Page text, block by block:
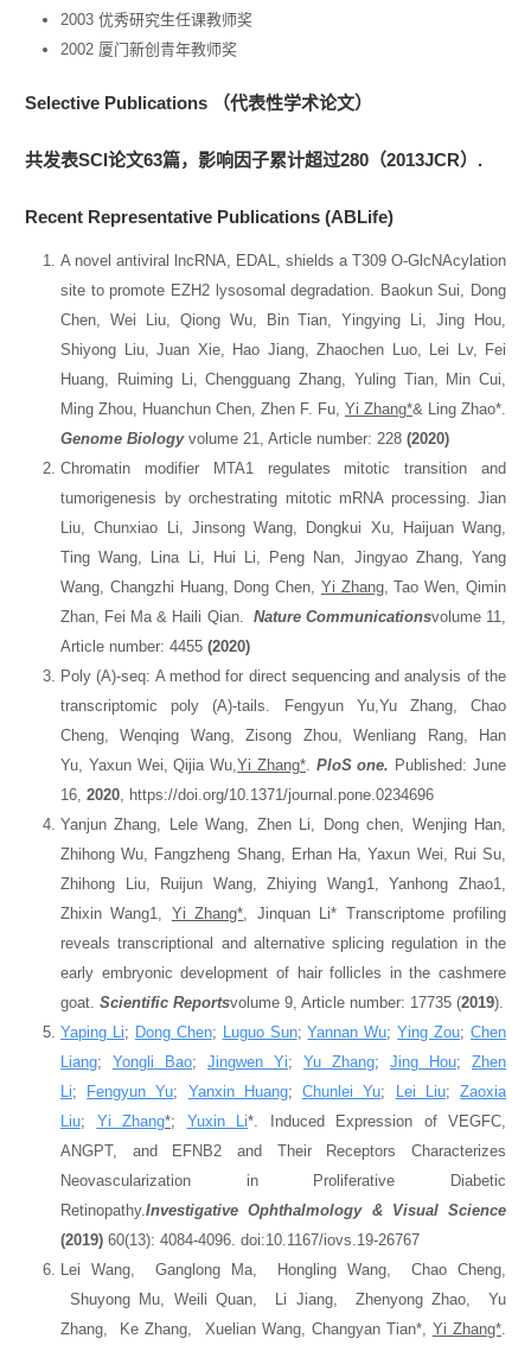
2003 优秀研究生任课教师奖
2002 厦门新创青年教师奖
Selective Publications （代表性学术论文）
共发表SCI论文63篇，影响因子累计超过280（2013JCR）.
Recent REPresentative PUblications (ABLife)
A novel antiviral lncRNA, EDAL, shields a T309 O-GlcNAcylation
site to promote EZH2 lysosomal degradation. Baokun Sui, Dong
Chen, Wei Liu, Qiong Wu, Bin Tian, Yingying Li, Jing Hou,
Shiyong Liu, Juan Xie, Hao Jiang, Zhaochen Luo, Lei Lv, Fei
Huang, Ruiming Li, Chengguang Zhang, Yuling Tian, Min Cui,
Ming Zhou, Huanchun Chen, Zhen F. Fu, Yi Zhang*& Ling Zhao*.
Genome Biologyvolume 21, Article number: 228 (2020)
Chromatin modifier MTA1 regulates mitotic transition and
tumorigenesis by orchestrating mitotic mRNA processing. Jian
Liu, Chunxiao Li, Jinsong Wang, Dongkui Xu, Haijuan Wang,
Ting Wang, Lina Li, Hui Li, Peng Nan, Jingyao Zhang, Yang
Wang, Changzhi Huang, Dong Chen, Yi Zhang, Tao Wen, Qimin
Zhan, Fei Ma & Haili Qian. Nature Communicationsvolume 11,
Article number: 4455 (2020)
Poly (A)-seq: A method for direct sequencing and analysis of the
transcriptomic poly (A)-tails. Fengyun Yu,Yu Zhang, Chao
Cheng, Wenqing Wang, Zisong Zhou, Wenliang Rang, Han
Yu, Yaxun Wei, Qijia Wu,Yi Zhang*. PloS one. Published: June
16, 2020, https://doi.org/10.1371/journal.pone.0234696
Yanjun Zhang, Lele Wang, Zhen Li, Dong chen, Wenjing Han,
Zhihong Wu, Fangzheng Shang, Erhan Ha, Yaxun Wei, Rui Su,
Zhihong Liu, Ruijun Wang, Zhiying Wang1, Yanhong Zhao1,
Zhixin Wang1, Yi Zhang*, Jinquan Li* Transcriptome profiling
reveals transcriptional and alternative splicing regulation in the
early embryonic development of hair follicles in the cashmere
goat. Scientific Reportsvolume 9, Article number: 17735 (2019).
Yaping Li; Dong Chen; Luguo Sun;Yannan Wu;Ying Zou;Chen
Liang; Yongli Bao; Jingwen Yi; Yu Zhang; Jing Hou; Zhen
Li; Fengyun Yu; Yanxin Huang;Chunlei Yu; Lei Liu;Zaoxia
Liu; Yi Zhang*; Yuxin Li*. Induced Expression of VEGFC,
ANGPT, and EFNB2 and Their Receptors Characterizes
Neovascularization in Proliferative Diabetic
Retinopathy.Investigative Ophthalmology & Visual Science
(2019) 60(13): 4084-4096. doi:10.1167/iovs.19-26767
Lei Wang, Ganglong Ma, Hongling Wang, Chao Cheng,
Shuyong Mu, Weili Quan, Li Jiang, Zhenyong Zhao, Yu
Zhang, Ke Zhang, Xuelian Wang, Changyan Tian*, Yi Zhang*.